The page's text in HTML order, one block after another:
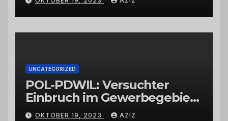
UNCATEGORIZED
POL-PDWIL: Versuchter
Einbruch im Gewerbegebiet
Wittlich
OKTOBER 19, 2023 AZIZ